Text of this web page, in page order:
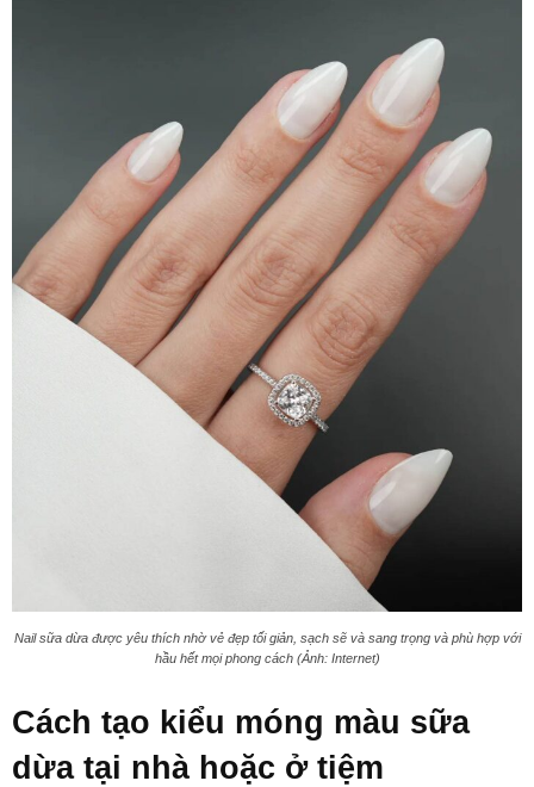
Nail sữa dừa được yêu thích nhờ vẻ đẹp tối giản, sạch sẽ và sang trọng và phù hợp với
hầu hết mọi phong cách (Ảnh: Internet)
Cách tạo kiểu móng màu sữa
dừa tại nhà hoặc ở tiệm